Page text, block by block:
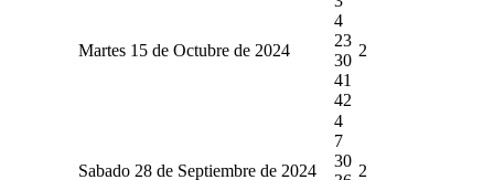
Martes 15 de Octubre de 2024
4
23
30
41
42
2
Sabado 28 de Septiembre de 2024
4
7
30
2